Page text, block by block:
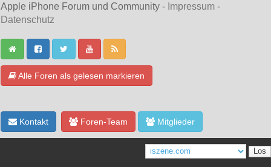
Apple iPhone Forum und Community - Impressum -
Datenschutz
Alle Foren als gelesen markieren
Kontakt Foren-Team Mitglieder